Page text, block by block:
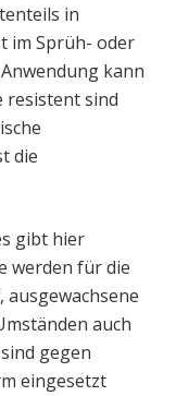
in
im Sprüh- oder
kann
resistent sind
die
gibt hier
werden für die
auch
gegen
eingesetzt